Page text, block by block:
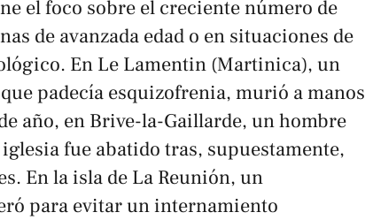
el foco sobre el creciente número de
de avanzada edad o en situaciones de
En Le Lamentin (Martinica), un
padecía esquizofrenia, murió a manos
año, en Brive-la-Gaillarde, un hombre
fue abatido tras, supuestamente,
En la isla de La Reunión, un
para evitar un internamiento